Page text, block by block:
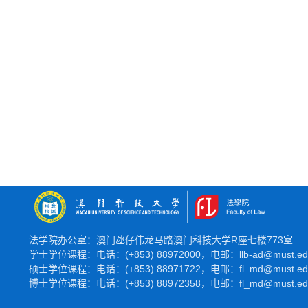
法学院办公室：澳门氹仔伟龙马路澳门科技大学R座七楼773室
学士学位课程：电话：(+853) 88972000，电邮：llb-
硕士学位课程： 电话：(+853) 88971722， 电邮：
博士学位课程： 电话：(+853) 88972358， 电邮：